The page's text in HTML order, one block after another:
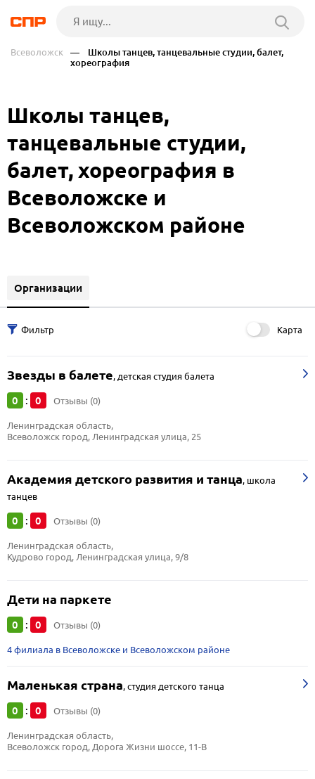
Всеволожск
— Школы танцев, танцевальные студии, балет,
хореография
Школы танцев,
танцевальные студии,
балет, хореография в
Всеволожске и
Всеволожском районе
Организации
Карта
Звезды в балете, детская студия балета
0 : 0 Отзывы (0)
Ленинградская область,
Всеволожск город, Ленинградская улица, 25
Академия детского развития и танца, школа
танцев
0 : 0 Отзывы (0)
Ленинградская область,
Кудрово город, Ленинградская улица, 9/8
Дети на паркете
0 : 0 Отзывы (0)
4 филиала в Всеволожске и Всеволожском районе
Маленькая страна,студия детского танца
0 : 0 Отзывы (0)
Ленинградская область,
Всеволожск город, Дорога Жизни шоссе, 11-В